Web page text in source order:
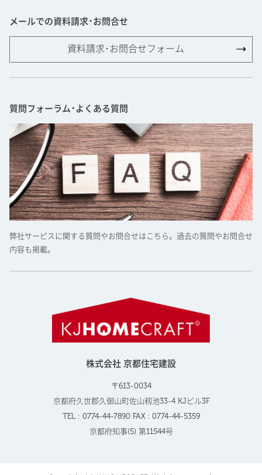
メールでの資料請求･お問合せ
資料請求･お問合せフォーム
質問フォーラム･よくある質問
弊社サービスに関する質問やお問合せはこちら。過去の質問やお問合せ
内容も掲載。
株式会社 京都住宅建設
〒613-0034
京都府久世郡久御山町佐山籾池33-4 KJビル3F
TEL : 0774-44-7890 FAX : 0774-44-5359
京都府知事(5) 第11544号